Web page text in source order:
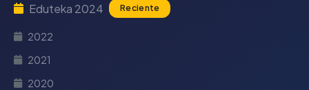
Eduteka 2024 Reciente
2022
2021
2020